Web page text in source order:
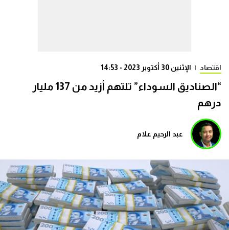
اقتصاد | الإثنين 30 أكتوبر 2023 - 14:53
“الصناديق السوداء” تلتهم أزيد من 137 مليار
درهم
عبد الرحيم علام